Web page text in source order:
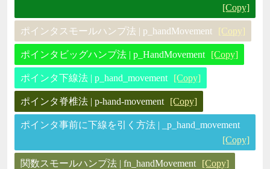
[Copy]
ポインタスモールハンプ法 | p_handMovement [Copy]
ポインタビッグハンプ法 | p_HandMovement [Copy]
ポインタ下線法 | p_hand_movement [Copy]
ポインタ脊椎法 | p-hand-movement [Copy]
ポインタ事前に下線を引く方法 | _p_hand_movement
[Copy]
関数スモールハンプ法 | fn_handMovement [Copy]